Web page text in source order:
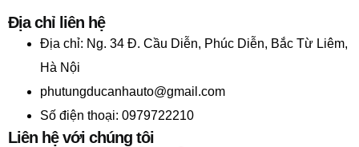
Địa chỉ liên hệ
Địa chỉ: Ng. 34 Đ. Cầu Diễn, Phúc Diễn, Bắc Từ Liêm,
Hà Nội
phutungducanhauto@gmail.com
Số điện thoại: 0979722210
Liên hệ với chúng tôi